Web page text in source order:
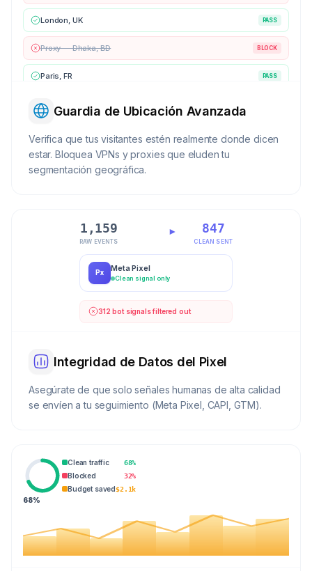
London, UK PASS
Proxy — Dhaka, BD BLOCK
Paris, FR PASS
Guardia de Ubicación Avanzada
Verifica que tus visitantes estén realmente donde dicen
estar. Bloquea VPNs y proxies que eluden tu
segmentación geográfica.
1,159
RAW EVENTS
847
CLEAN SENT
Px Meta Pixel
Clean signal only
312 bot signals filtered out
Integridad de Datos del Pixel
Asegúrate de que solo señales humanas de alta calidad
se envíen a tu seguimiento (Meta Pixel, CAPI, GTM).
68%
Clean traffic 68%
Blocked 32%
Budget saved$2.1k